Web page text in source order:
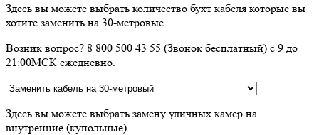
Здесь вы можете выбрать количество бухт кабеля которые вы
хотите заменить на 30-метровые
Возник вопрос? 8 800 500 43 55 (Звонок бесплатный) с 9 до
21:00МСК ежедневно.
Здесь вы можете выбрать замену уличных камер на
внутренние (купольные).